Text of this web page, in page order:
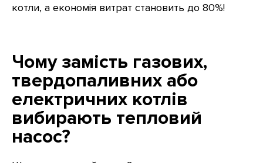
котли, а економія витрат становить до 80%!
Чому замість газових,
твердопаливних або
електричних котлів
вибирають тепловий
насос?